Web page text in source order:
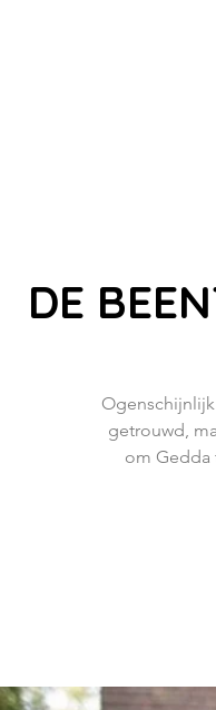
DE
getrouwd,
om Gedda